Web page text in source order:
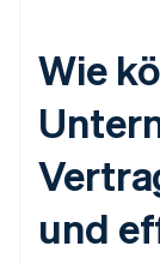
Wie
und